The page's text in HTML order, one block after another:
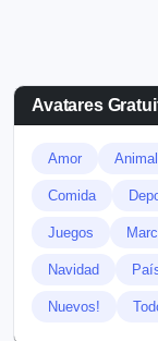
Avatares
Amor
Comida
Juegos
Navidad
Nuevos!